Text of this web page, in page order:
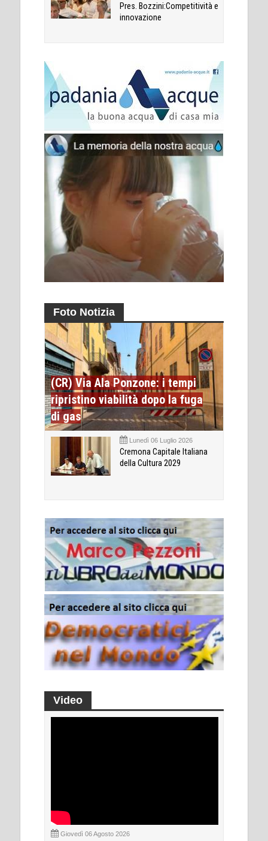
Pres. Bozzini:Competitività e
innovazione
Foto Notizia
(CR) Via Ala Ponzone: i tempi
ripristino viabilità dopo la fuga
di gas
Lunedì 06 Luglio 2026
Cremona Capitale Italiana
della Cultura 2029
Video
Giovedì 06 Agosto 2026